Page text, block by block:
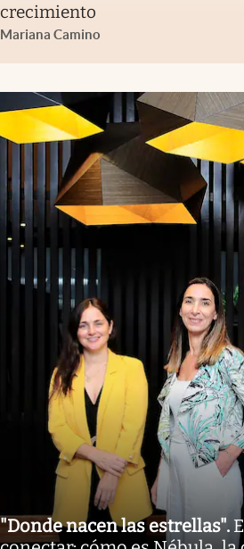
crecimiento
Mariana Camino
"Donde nacen las estrellas".